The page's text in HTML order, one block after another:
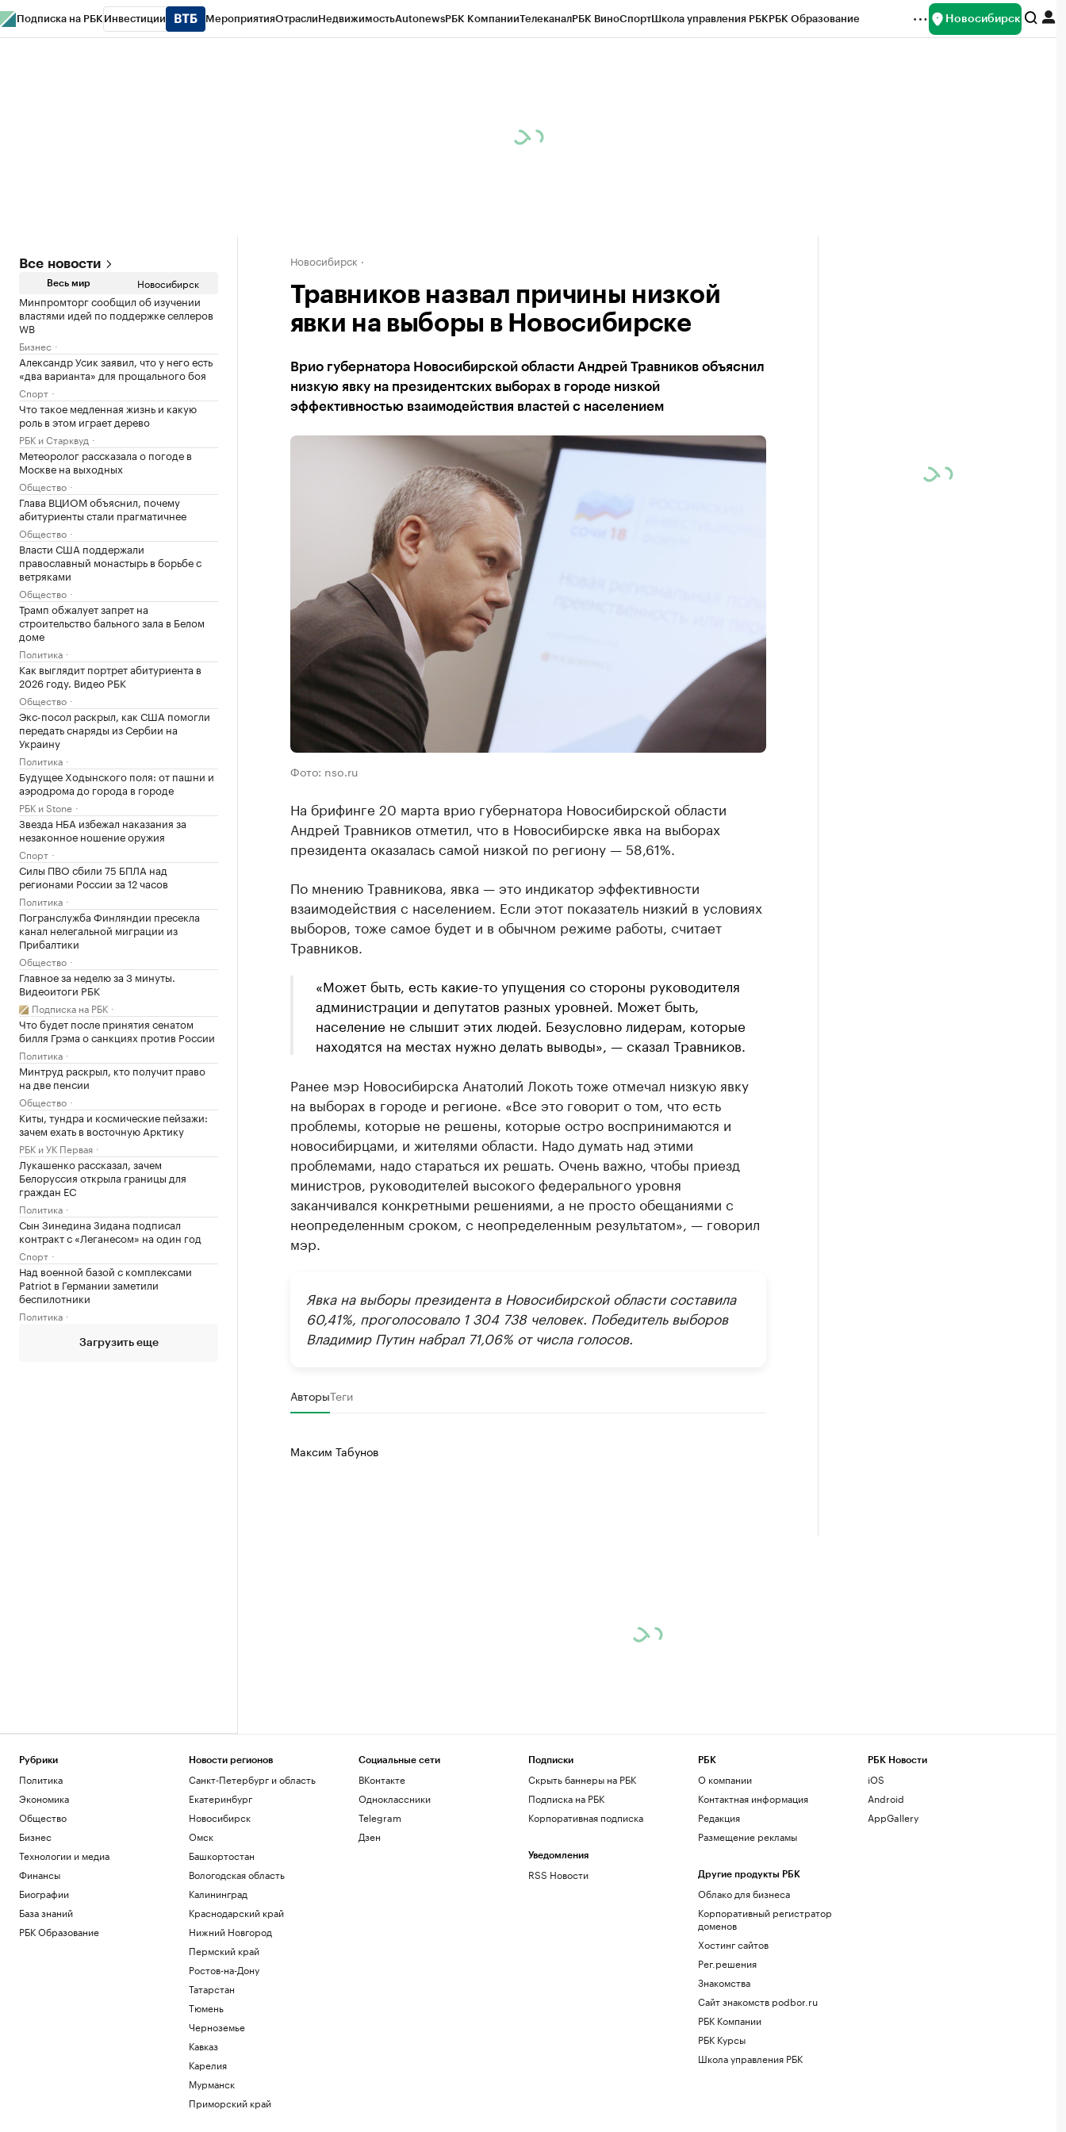
Подписка на РБК Инвестиции МероприятияОтраслиНедвижимостьAutonewsРБК КомпанииТелеканалРБК ВиноСпортШкола управления РБКРБК Образование Новосибирск
Все новости
Весь мир Новосибирск
Минпромторг сообщил об изучении
властями идей по поддержке селлеров
WB
Бизнес
Александр Усик заявил, что у него есть
«два варианта» для прощального боя
Спорт
Что такое медленная жизнь и какую
роль в этом играет дерево
РБК и Старквуд
Метеоролог рассказала о погоде в
Москве на выходных
Общество
Глава ВЦИОМ объяснил, почему
абитуриенты стали прагматичнее
Общество
Власти США поддержали
православный монастырь в борьбе с
ветряками
Общество
Трамп обжалует запрет на
строительство бального зала в Белом
доме
Политика
Как выглядит портрет абитуриента в
2026 году. Видео РБК
Общество
Экс-посол раскрыл, как США помогли
передать снаряды из Сербии на
Украину
Политика
Будущее Ходынского поля: от пашни и
аэродрома до города в городе
РБК и Stone
Звезда НБА избежал наказания за
незаконное ношение оружия
Спорт
Силы ПВО сбили 75 БПЛА над
регионами России за 12 часов
Политика
Погранслужба Финляндии пресекла
канал нелегальной миграции из
Прибалтики
Общество
Главное за неделю за 3 минуты.
Видеоитоги РБК
Подписка на РБК
Что будет после принятия сенатом
билля Грэма о санкциях против России
Политика
Минтруд раскрыл, кто получит право
на две пенсии
Общество
Киты, тундра и космические пейзажи:
зачем ехать в восточную Арктику
РБК и УК Первая
Лукашенко рассказал, зачем
Белоруссия открыла границы для
граждан ЕС
Политика
Сын Зинедина Зидана подписал
контракт с «Леганесом» на один год
Спорт
Над военной базой с комплексами
Patriot в Германии заметили
беспилотники
Политика
Загрузить еще
Новосибирск
Травников назвал причины низкой
явки на выборы в Новосибирске
Врио губернатора Новосибирской области Андрей Травников объяснил
низкую явку на президентских выборах в городе низкой
эффективностью взаимодействия властей с населением
Фото: nso.ru
На брифинге 20 марта врио губернатора Новосибирской области
Андрей Травников отметил, что в Новосибирске явка на выборах
президента оказалась самой низкой по региону — 58,61%.
По мнению Травникова, явка — это индикатор эффективности
взаимодействия с населением. Если этот показатель низкий в условиях
выборов, тоже самое будет и в обычном режиме работы, считает
Травников.
«Может быть, есть какие-то упущения со стороны руководителя
администрации и депутатов разных уровней. Может быть,
население не слышит этих людей. Безусловно лидерам, которые
находятся на местах нужно делать выводы», — сказал Травников.
Ранее мэр Новосибирска Анатолий Локоть тоже отмечал низкую явку
на выборах в городе и регионе. «Все это говорит о том, что есть
проблемы, которые не решены, которые остро воспринимаются и
новосибирцами, и жителями области. Надо думать над этими
проблемами, надо стараться их решать. Очень важно, чтобы приезд
министров, руководителей высокого федерального уровня
заканчивался конкретными решениями, а не просто обещаниями с
неопределенным сроком, с неопределенным результатом», — говорил
мэр.
Явка на выборы президента в Новосибирской области составила
60,41%, проголосовало 1 304 738 человек. Победитель выборов
Владимир Путин набрал 71,06% от числа голосов.
АвторыТеги
Максим Табунов
Рубрики
Политика
Экономика
Общество
Бизнес
Технологии и медиа
Финансы
Биографии
База знаний
РБК Образование
Новости регионов
Санкт-Петербург и область
Екатеринбург
Новосибирск
Омск
Башкортостан
Вологодская область
Калининград
Краснодарский край
Нижний Новгород
Пермский край
Ростов-на-Дону
Татарстан
Тюмень
Черноземье
Кавказ
Карелия
Мурманск
Приморский край
Социальные сети
ВКонтакте
Одноклассники
Telegram
Дзен
Подписки
Скрыть баннеры на РБК
Подписка на РБК
Корпоративная подписка
Уведомления
RSS Новости
РБК
О компании
Контактная информация
Редакция
Размещение рекламы
Другие продукты РБК
Облако для бизнеса
Корпоративный регистратор
доменов
Хостинг сайтов
Рег.решения
Знакомства
Сайт знакомств podbor.ru
РБК Компании
РБК Курсы
Школа управления РБК
РБК Новости
iOS
Android
AppGallery